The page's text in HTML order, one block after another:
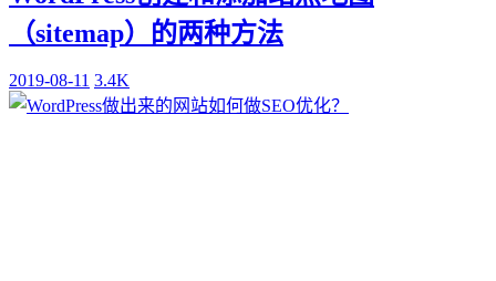
（sitemap）的两种方法
2019-08-11 3.4K